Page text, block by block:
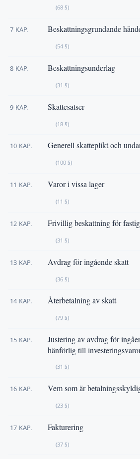
(68 §)
7 KAP. Beskattningsgrundande
(54 §)
8 KAP. Beskattningsunderlag
(31 §)
9 KAP. Skattesatser
(18 §)
10 KAP. Generell skatteplikt och
(100 §)
11 KAP. Varor i vissa lager
(11 §)
12 KAP. Frivillig beskattning för
(31 §)
13 KAP. Avdrag för ingående skatt
(36 §)
14 KAP. Återbetalning av skatt
(79 §)
15 KAP.
Justering av avdrag för
hänförlig till
(31 §)
16 KAP. Vem som är
(23 §)
17 KAP. Fakturering
(37 §)